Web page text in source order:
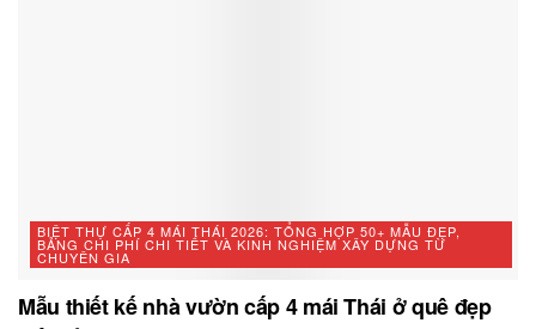
BIỆT THỰ CẤP 4 MÁI THÁI 2026: TỔNG HỢP 50+ MẪU ĐẸP,
BẢNG CHI PHÍ CHI TIẾT VÀ KINH NGHIỆM XÂY DỰNG TỪ
CHUYÊN GIA
Mẫu thiết kế nhà vườn cấp 4 mái Thái ở quê đẹp